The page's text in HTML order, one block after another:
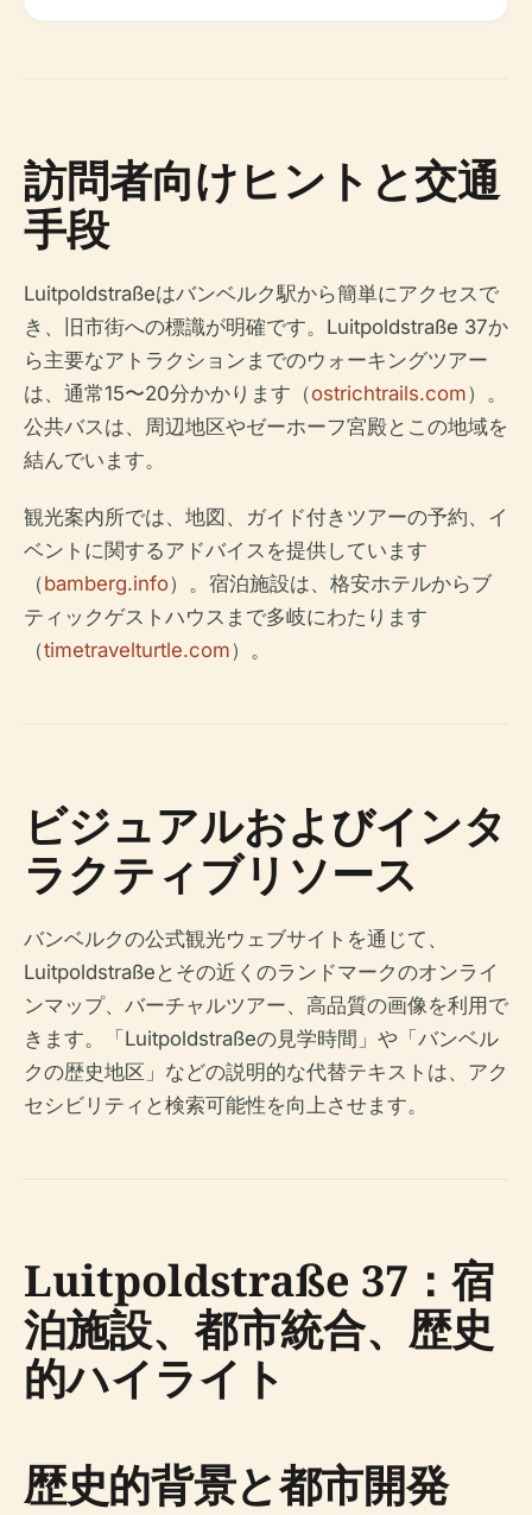
訪問者向けヒントと交通
手段
Luitpoldstraßeはバンベルク駅から簡単にアクセスで
き、旧市街への標識が明確です。Luitpoldstraße 37か
ら主要なアトラクションまでのウォーキングツアー
は、通常15〜20分かかります（ostrichtrails.com）。
公共バスは、周辺地区やゼーホーフ宮殿とこの地域を
結んでいます。
観光案内所では、地図、ガイド付きツアーの予約、イ
ベントに関するアドバイスを提供しています
（bamberg.info）。宿泊施設は、格安ホテルからブ
ティックゲストハウスまで多岐にわたります
（timetravelturtle.com）。
ビジュアルおよびインタ
ラクティブリソース
バンベルクの公式観光ウェブサイトを通じて、
Luitpoldstraßeとその近くのランドマークのオンライ
ンマップ、バーチャルツアー、高品質の画像を利用で
きます。「Luitpoldstraßeの見学時間」や「バンベル
クの歴史地区」などの説明的な代替テキストは、アク
セシビリティと検索可能性を向上させます。
Luitpoldstraße 37：宿
泊施設、都市統合、歴史
的ハイライト
歴史的背景と都市開発